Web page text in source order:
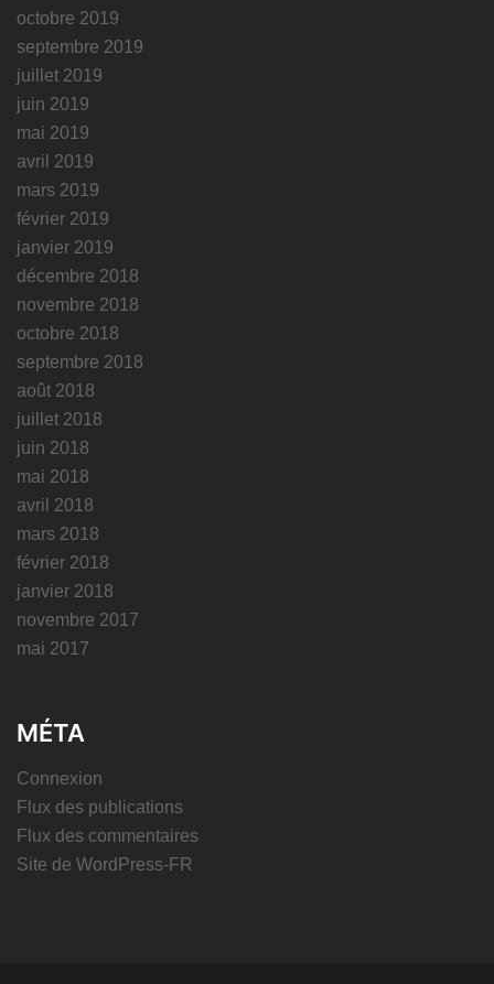
octobre 2019
septembre 2019
juillet 2019
juin 2019
mai 2019
avril 2019
mars 2019
février 2019
janvier 2019
décembre 2018
novembre 2018
octobre 2018
septembre 2018
août 2018
juillet 2018
juin 2018
mai 2018
avril 2018
mars 2018
février 2018
janvier 2018
novembre 2017
mai 2017
MÉTA
Connexion
Flux des publications
Flux des commentaires
Site de WordPress-FR